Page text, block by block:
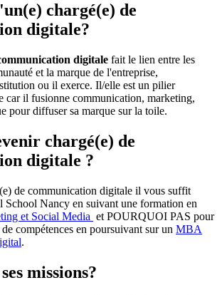
chargé(e) de
digitale?
digitale fait le lien entre les
et la marque de l'entreprise,
ou il exerce. Il/elle est un pilier
car il fusionne communication, marketing,
pour diffuser sa marque sur la toile.
chargé(e) de
digitale ?
de communication digitale il vous suffit
Nancy en suivant une formation en
et Social Media et POURQUOI PAS pour
compétences en poursuivant sur un MBA
.
missions?